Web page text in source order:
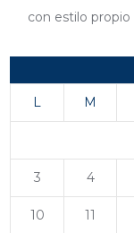
con estilo propio
L M
3 4
10 11